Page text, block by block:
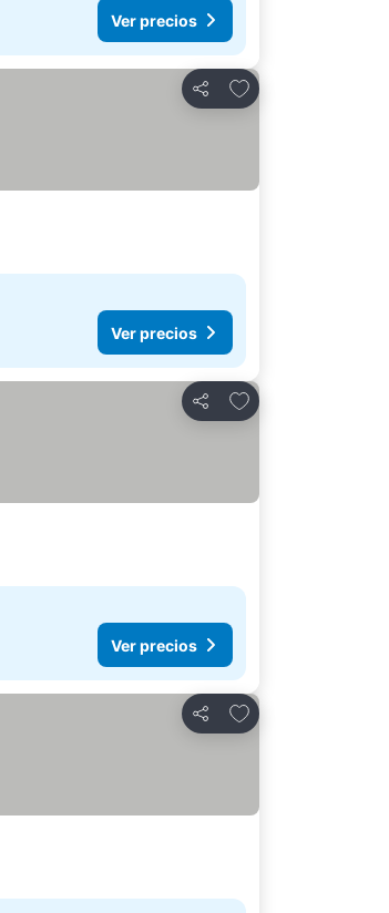
Ver precios
Compartir
Agregar a favoritos
Ver precios
Compartir
Agregar a favoritos
Ver precios
Compartir
Agregar a favoritos